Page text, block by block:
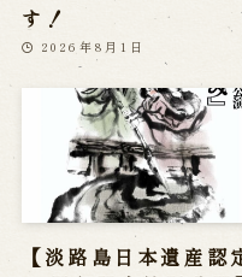
す！
2026年8月1日
【淡路島日本遺産認